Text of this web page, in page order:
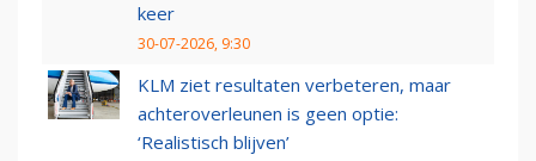
keer
30-07-2026, 9:30
KLM ziet resultaten verbeteren, maar
achteroverleunen is geen optie:
‘Realistisch blijven’